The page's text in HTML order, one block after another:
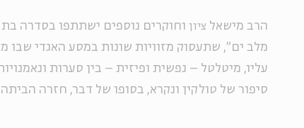
הרב מישאל ציון וחוקרים נוספים ישתתפו בסדרה
מלב ים", שתעסוק מזוויות שונות במסע האגדי שבו
עליו, מיטלטל – נפשית ופיזית – בין סערות
סיפור של טולקין ונקרא, בסופו של דבר, חזרה